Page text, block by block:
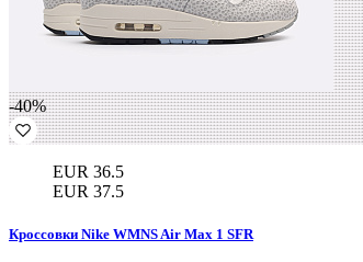
-40%
EUR 36.5
EUR 37.5
Кроссовки Nike WMNS Air Max 1 SFR